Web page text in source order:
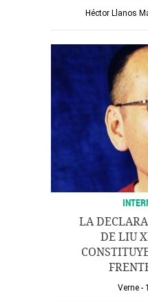
Héctor Llanos
LA
DE LIU
Verne